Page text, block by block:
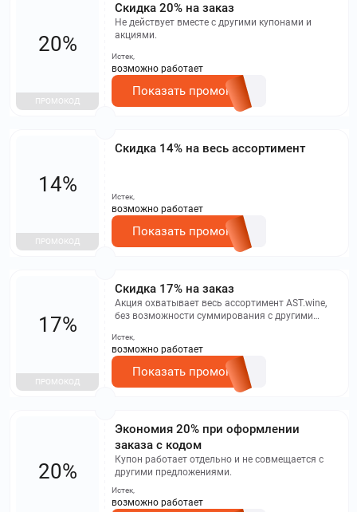
Скидка 20% на заказ
Не действует вместе с другими купонами и
акциями.
20%
ПРОМОКОД
Истек,
возможно работает
Показать промокод
Скидка 14% на весь ассортимент
14%
ПРОМОКОД
Истек,
возможно работает
Показать промокод
Скидка 17% на заказ
Акция охватывает весь ассортимент AST.wine,
без возможности суммирования с другими
17%
ПРОМОКОД
Истек,
возможно работает
Показать промокод
Экономия 20% при оформлении
заказа с кодом
Купон работает отдельно и не совмещается с
другими предложениями.
20%
Истек,
возможно работает